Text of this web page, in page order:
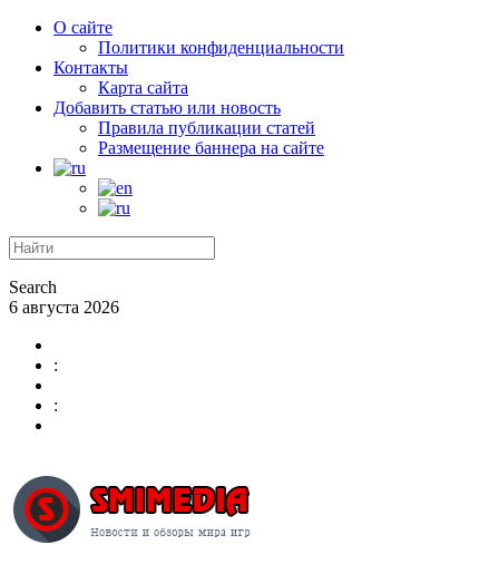
О сайте
Политики конфиденциальности
Контакты
Карта сайта
Добавить статью или новость
Правила публикации статей
Размещение баннера на сайте
Search
6 августа 2026
:
: